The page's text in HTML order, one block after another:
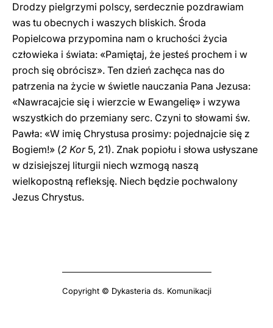
Drodzy pielgrzymi polscy, serdecznie pozdrawiam
was tu obecnych i waszych bliskich. Środa
Popielcowa przypomina nam o kruchości życia
człowieka i świata: «Pamiętaj, że jesteś prochem i w
proch się obrócisz». Ten dzień zachęca nas do
patrzenia na życie w świetle nauczania Pana Jezusa:
«Nawracajcie się i wierzcie w Ewangelię» i wzywa
wszystkich do przemiany serc. Czyni to słowami św.
Pawła: «W imię Chrystusa prosimy: pojednajcie się z
Bogiem!» (2 Kor5, 21). Znak popiołu i słowa usłyszane
w dzisiejszej liturgii niech wzmogą naszą
wielkopostną refleksję. Niech będzie pochwalony
Jezus Chrystus.
Copyright © Dykasteria ds. Komunikacji